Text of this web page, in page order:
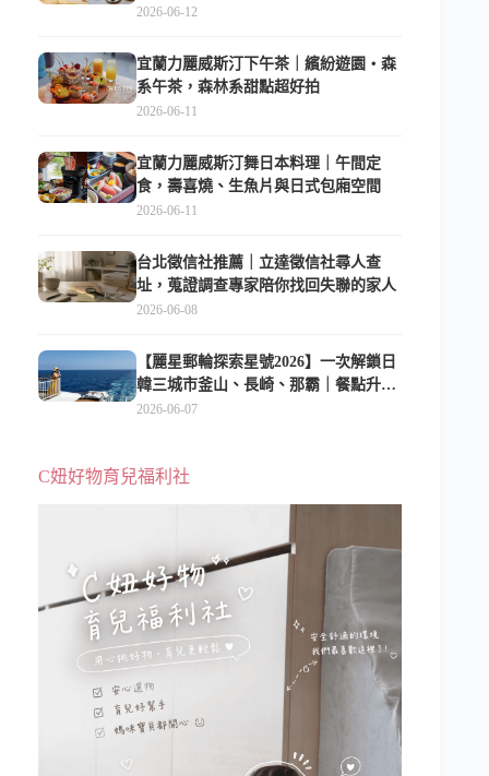
2026-06-12
宜蘭力麗威斯汀下午茶｜繽紛遊園・森
系午茶，森林系甜點超好拍
2026-06-11
宜蘭力麗威斯汀舞日本料理｜午間定
食，壽喜燒、生魚片與日式包廂空間
2026-06-11
台北徵信社推薦｜立達徵信社尋人查
址，蒐證調查專家陪你找回失聯的家人
2026-06-08
【麗星郵輪探索星號2026】一次解鎖日
韓三城市釜山、長崎、那霸｜餐點升
級、表演更新、船上慶生超難忘
2026-06-07
C妞好物育兒福利社